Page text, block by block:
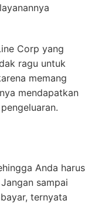
Corp yang
ragu untuk
memang
mendapatkan
Anda harus
sampai
ternyata